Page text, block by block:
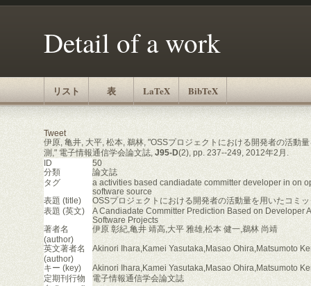
Detail of a work
リスト 表 LaTeX BibTeX
Tweet
伊原, 亀井, 大平, 松本, 鵜林, "OSSプロジェクトにおける開発者の活動
測," 電子情報通信学会論文誌, J95-D(2), pp. 237--249, 2012年2月.
ID
50
分類
論文誌
タグ
a activities based candiadate committer developer in on
software source
表題 (title)
OSSプロジェクトにおける開発者の活動量を用いたコミ
表題 (英文)
A Candiadate Committer Prediction Based on Developer
Software Projects
著者名
(author)
伊原 彰紀,亀井 靖高,大平 雅雄,松本 健一,鵜林 尚靖
英文著者名
(author)
Akinori Ihara,Kamei Yasutaka,Masao Ohira,Matsumoto
キー (key)
Akinori Ihara,Kamei Yasutaka,Masao Ohira,Matsumoto
定期刊行物
電子情報通信学会論文誌